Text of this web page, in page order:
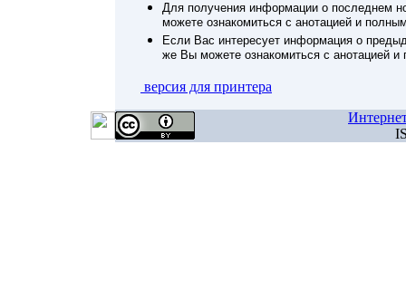
Для получения информации о последнем
можете ознакомиться с анотацией и
Если Вас интересует информация о
же Вы можете ознакомиться с анотацией и
версия для принтера